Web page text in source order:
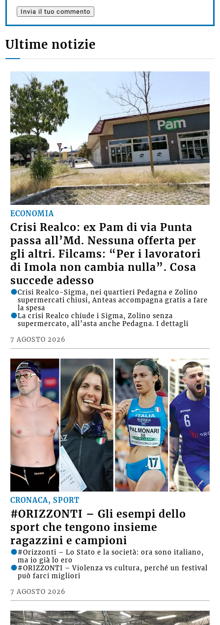
Ultime notizie
ECONOMIA
Crisi Realco: ex Pam di via Punta
passa all’Md. Nessuna offerta per
gli altri. Filcams: “Per i lavoratori
di Imola non cambia nulla”. Cosa
succede adesso
7 AGOSTO 2026
Crisi Realco-Sigma, nei quartieri Pedagna e Zolino
supermercati chiusi, Anteas accompagna gratis a fare
La crisi Realco chiude i Sigma, Zolino senza
supermercato, all’asta anche Pedagna. I dettagli
CRONACA, SPORT
#ORIZZONTI – Gli esempi dello
sport che tengono insieme
ragazzini e campioni
7 AGOSTO 2026
#Orizzonti – Lo Stato e la società: ora sono italiano,
#ORIZZONTI – Violenza vs cultura, perché un festival
può farci migliori